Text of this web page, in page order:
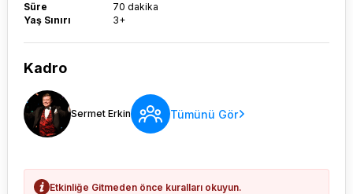
Süre
70 dakika
Yaş Sınırı
3+
Kadro
Sermet Erkin Tümünü Gör
Etkinliğe Gitmeden önce kuralları okuyun.